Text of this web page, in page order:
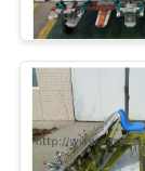
SITEMAP
PRIVACY
POLICY